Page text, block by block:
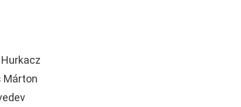
Márton